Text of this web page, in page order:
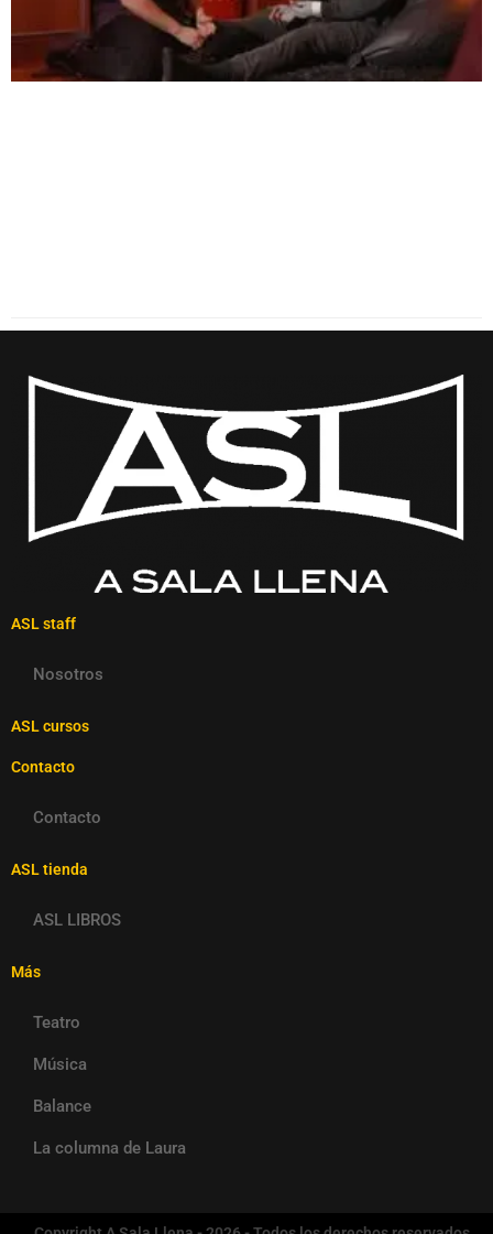
ASL staff
Nosotros
ASL cursos
Contacto
Contacto
ASL tienda
ASL LIBROS
Más
Teatro
Música
Balance
La columna de Laura